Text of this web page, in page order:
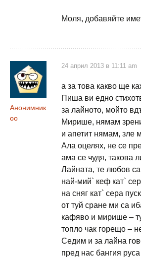
Моля, добавяйте
Анонимник
оo
24 април 2013 в 11:11 am
а за това какво ще
Пиша ви едно
за лайното, мойто
Мирише, нямам
и апетит нямам, зле
Ала оцелях, не се
ама се чудя, такова
Лайната, те любов
най-мий` кеф кат`
на сняг кат` сера
от туй сране ми са
кафяво и мирише –
топло чак горещо –
Седим и за лайна
пред нас бангия